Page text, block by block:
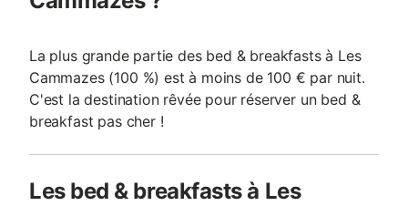
La plus grande partie des bed & breakfasts à Les
Cammazes (100 %) est à moins de 100 € par nuit.
C'est la destination rêvée pour réserver un bed &
breakfast pas cher !
Les bed & breakfasts à Les